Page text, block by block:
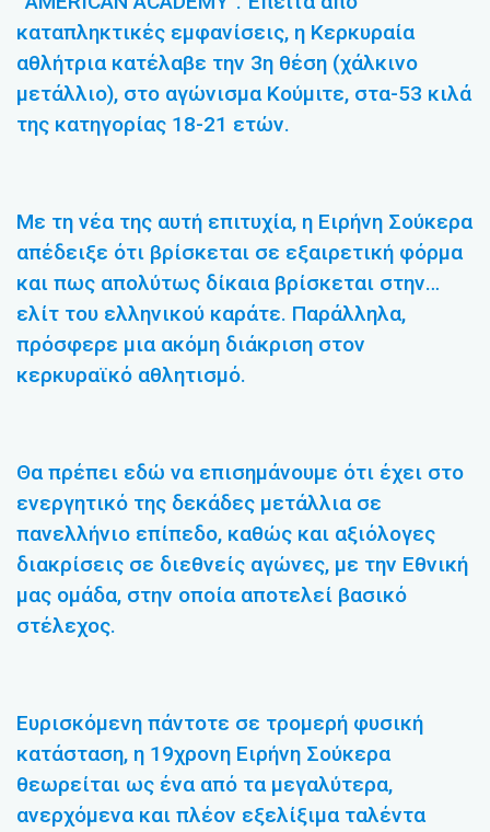
καταπληκτικές εμφανίσεις, η Κερκυραία
αθλήτρια κατέλαβε την 3η θέση (χάλκινο
μετάλλιο), στο αγώνισμα Κούμιτε, στα-53 κιλά
της κατηγορίας 18-21 ετών.
Με τη νέα της αυτή επιτυχία, η Ειρήνη Σούκερα
απέδειξε ότι βρίσκεται σε εξαιρετική φόρμα
και πως απολύτως δίκαια βρίσκεται στην…
ελίτ του ελληνικού καράτε. Παράλληλα,
πρόσφερε μια ακόμη διάκριση στον
κερκυραϊκό αθλητισμό.
Θα πρέπει εδώ να επισημάνουμε ότι έχει στο
ενεργητικό της δεκάδες μετάλλια σε
πανελλήνιο επίπεδο, καθώς και αξιόλογες
διακρίσεις σε διεθνείς αγώνες, με την Εθνική
μας ομάδα, στην οποία αποτελεί βασικό
στέλεχος.
Ευρισκόμενη πάντοτε σε τρομερή φυσική
κατάσταση, η 19χρονη Ειρήνη Σούκερα
θεωρείται ως ένα από τα μεγαλύτερα,
ανερχόμενα και πλέον εξελίξιμα ταλέντα